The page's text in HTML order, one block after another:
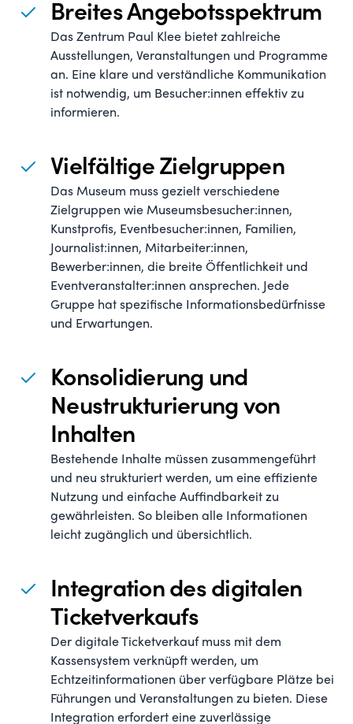
Breites Angebotsspektrum
Das Zentrum Paul Klee bietet zahlreiche
Ausstellungen, Veranstaltungen und Programme
an. Eine klare und verständliche Kommunikation
ist notwendig, um Besucher:innen effektiv zu
informieren.
Vielfältige Zielgruppen
Das Museum muss gezielt verschiedene
Zielgruppen wie Museumsbesucher:innen,
Kunstprofis, Eventbesucher:innen, Familien,
Journalist:innen, Mitarbeiter:innen,
Bewerber:innen, die breite Öffentlichkeit und
Eventveranstalter:innen ansprechen. Jede
Gruppe hat spezifische Informationsbedürfnisse
und Erwartungen.
Konsolidierung und
Neustrukturierung von
Inhalten
Bestehende Inhalte müssen zusammengeführt
und neu strukturiert werden, um eine effiziente
Nutzung und einfache Auffindbarkeit zu
gewährleisten. So bleiben alle Informationen
leicht zugänglich und übersichtlich.
Integration des digitalen
Ticketverkaufs
Der digitale Ticketverkauf muss mit dem
Kassensystem verknüpft werden, um
Echtzeitinformationen über verfügbare Plätze bei
Führungen und Veranstaltungen zu bieten. Diese
Integration erfordert eine zuverlässige